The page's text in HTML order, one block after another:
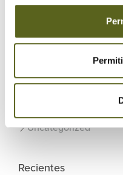
Actualidad Besteiro
Maderidea
Uncategorized
Recientes